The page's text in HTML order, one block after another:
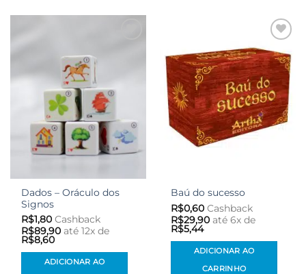
Dados – Oráculo dos
Signos
R$1,80 Cashback
R$89,90 até 12x de
R$8,60
ADICIONAR AO
Adicionar
aos meus
desejos
Baú do sucesso
R$0,60 Cashback
R$29,90 até 6x de
R$5,44
ADICIONAR AO
CARRINHO